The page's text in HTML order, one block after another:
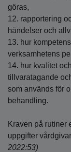
göras,
12. rapportering
händelser och
13. hur
verksamhetens
14. hur kvalitet
tillvaratagande
som används för
behandling.
Kraven på rutiner
uppgifter
2022:53)